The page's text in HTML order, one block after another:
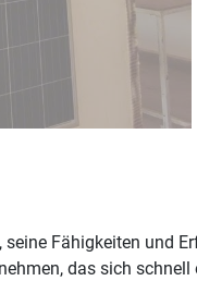
Fähigkeiten und
das sich